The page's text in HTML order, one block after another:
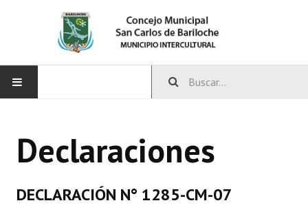
CONCEJO
Declaraciones
DECLARACIÓN N° 1285-CM-07